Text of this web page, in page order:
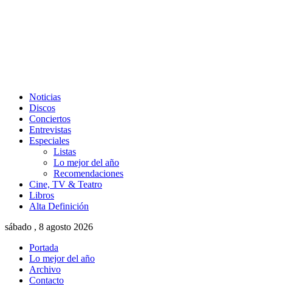
Noticias
Discos
Conciertos
Entrevistas
Especiales
Listas
Lo mejor del año
Recomendaciones
Cine, TV & Teatro
Libros
Alta Definición
sábado , 8 agosto 2026
Portada
Lo mejor del año
Archivo
Contacto